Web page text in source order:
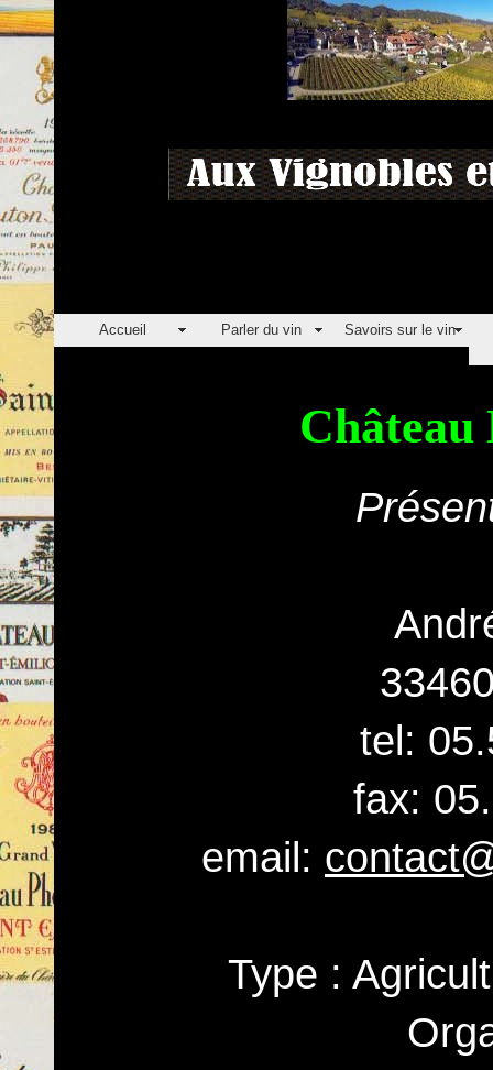
Accueil Parler du vin Savoirs sur le vin
tel:
fax:
email:
Type :